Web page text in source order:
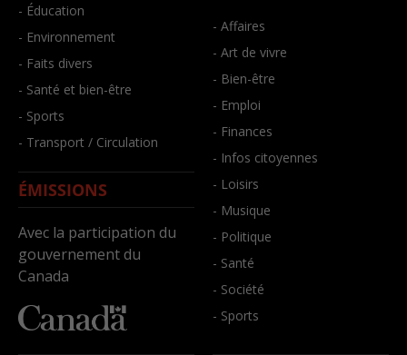
- Éducation
- Environnement
- Faits divers
- Santé et bien-être
- Sports
- Transport / Circulation
ÉMISSIONS
Avec la participation du
gouvernement du
Canada
- Affaires
- Art de vivre
- Bien-être
- Emploi
- Finances
- Infos citoyennes
- Loisirs
- Musique
- Politique
- Santé
- Société
- Sports